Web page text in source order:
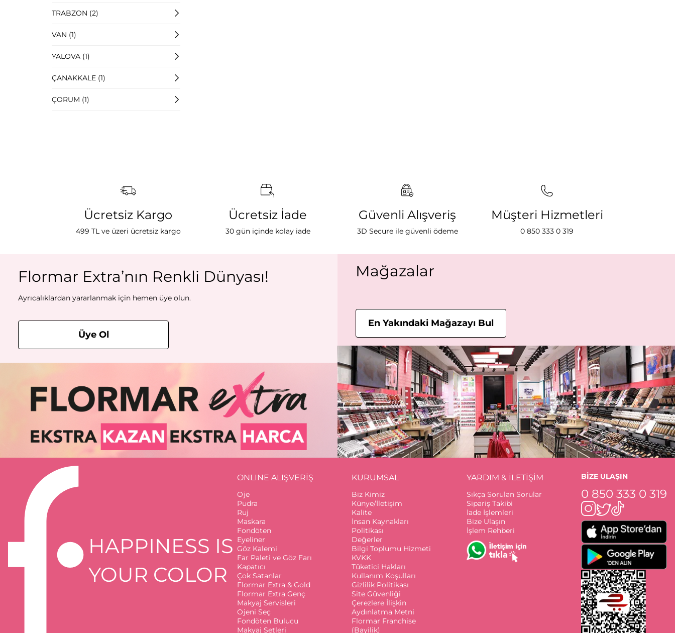
TRABZON (2)
VAN (1)
YALOVA (1)
ÇANAKKALE (1)
ÇORUM (1)
Ücretsiz Kargo
499 TL ve üzeri ücretsiz kargo
Ücretsiz İade
30 gün içinde kolay iade
Güvenli Alışveriş
3D Secure ile güvenli ödeme
Müşteri Hizmetleri
0 850 333 0 319
Flormar Extra’nın Renkli Dünyası!
Ayrıcalıklardan yararlanmak için hemen üye olun.
Üye Ol
Mağazalar
En Yakındaki Mağazayı Bul
HAPPINESS IS
YOUR COLOR
ONLINE ALIŞVERİŞ
Oje
Pudra
Ruj
Maskara
Fondöten
Eyeliner
Göz Kalemi
Far Paleti ve Göz Farı
Kapatıcı
Çok Satanlar
Flormar Extra & Gold
Flormar Extra Genç
Makyaj Servisleri
Ojeni Seç
Fondöten Bulucu
Makyaj Setleri
KURUMSAL
Biz Kimiz
Künye/İletişim
Kalite
İnsan Kaynakları
Politikası
Değerler
Bilgi Toplumu Hizmeti
KVKK
Tüketici Hakları
Kullanım Koşulları
Gizlilik Politikası
Site Güvenliği
Çerezlere İlişkin
Aydınlatma Metni
Flormar Franchise
(Bayilik)
YARDIM & İLETİŞİM
Sıkça Sorulan Sorular
Sipariş Takibi
İade İşlemleri
Bize Ulaşın
İşlem Rehberi
BİZE ULAŞIN
0 850 333 0 319